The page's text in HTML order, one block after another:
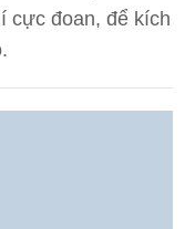
cực đoan, để kích